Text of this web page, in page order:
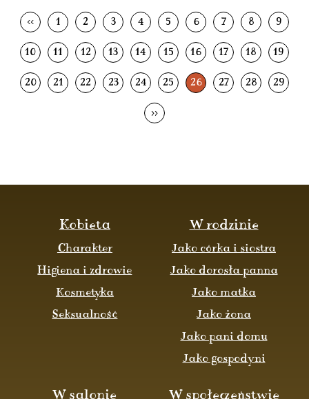
<< 1 2 3 4 5 6 7 8 9
10 11 12 13 14 15 16 17 18 19
20 21 22 23 24 25 26 27 28 29
>>
Kobieta
Charakter
Higiena i zdrowie
Kosmetyka
Seksualność
W rodzinie
Jako córka i siostra
Jako dorosła panna
Jako matka
Jako żona
Jako pani domu
Jako gospodyni
W salonie W społeczeństwie